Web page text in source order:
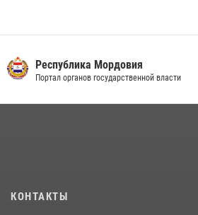
обеспечили безопасность на футбольных
регионального турнира до Суперкубка России
содействии сотрудников Росгвардии
Республика Мордовия
Портал органов государственной власти
КОНТАКТЫ